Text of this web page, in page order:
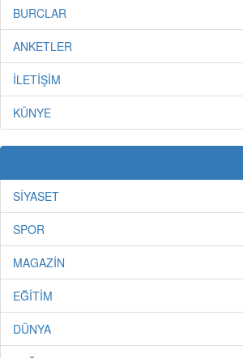
BURCLAR
ANKETLER
İLETİŞİM
KÜNYE
SİYASET
SPOR
MAGAZİN
EĞİTİM
DÜNYA